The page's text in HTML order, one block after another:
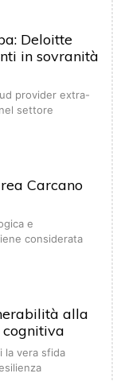
Deloitte
in sovranità
provider extra-
settore
Carcano
e
considerata
alla
la vera sfida